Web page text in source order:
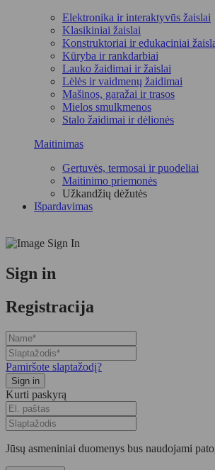
Elektronika ir interaktyvūs žaislai
Klasikiniai žaislai
Konstruktoriai ir edukaciniai
Kūryba ir rankdarbiai
Lauko žaidimai ir žaislai
Lėlės ir vaidmenų žaidimai
Mašinos, garažai ir trasos
Mielos smulkmenos
Stalo žaidimai ir dėlionės
Maitinimas
Gertuvės, termosai ir puodeliai
Maitinimo priemonės
Užkandžių dėžutės
Išpardavimas
Sign in
Registracija
Pamiršote slaptažodį?
Kurti paskyrą
Jūsų asmeniniai duomenys bus naudojami